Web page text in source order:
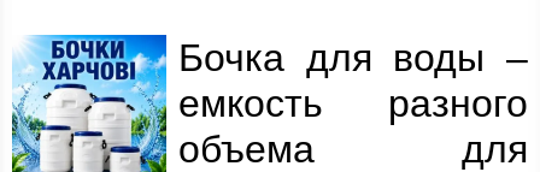
Бочка для воды –
емкость разного
объема для